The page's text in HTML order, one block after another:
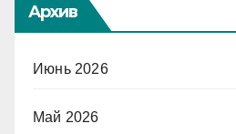
Архив
Июнь 2026
Май 2026